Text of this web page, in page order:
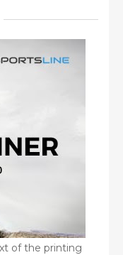
of the printing